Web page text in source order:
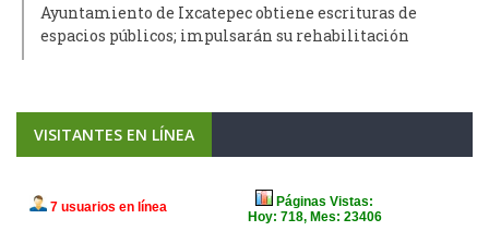
Ayuntamiento de Ixcatepec obtiene escrituras de
espacios públicos; impulsarán su rehabilitación
VISITANTES EN LÍNEA